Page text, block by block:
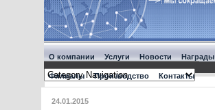
О компании Услуги Новости Награды
Филиалы Производство Контакты
24.01.2015